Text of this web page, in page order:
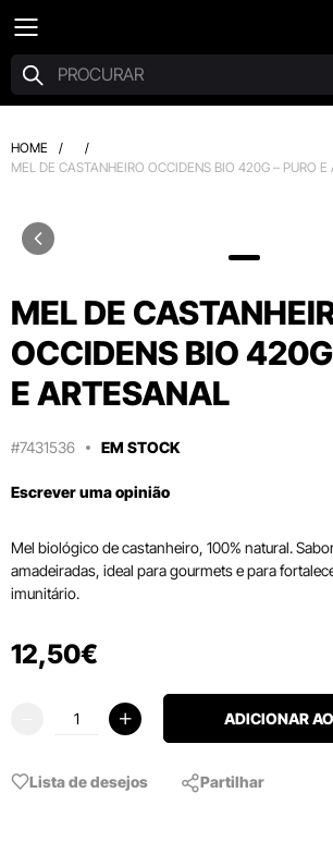
HOME /
/
MEL DE CASTANHEIRO OCCIDENS BIO 420G – PURO E
MEL DE
OCCIDENS BIO
E ARTESANAL
#7431536 EM STOCK
Escrever uma opinião
Mel biológico de castanheiro, 100% natural.
amadeiradas, ideal para gourmets e para
imunitário.
12,50€
ADICIONAR
Lista de desejos Partilhar